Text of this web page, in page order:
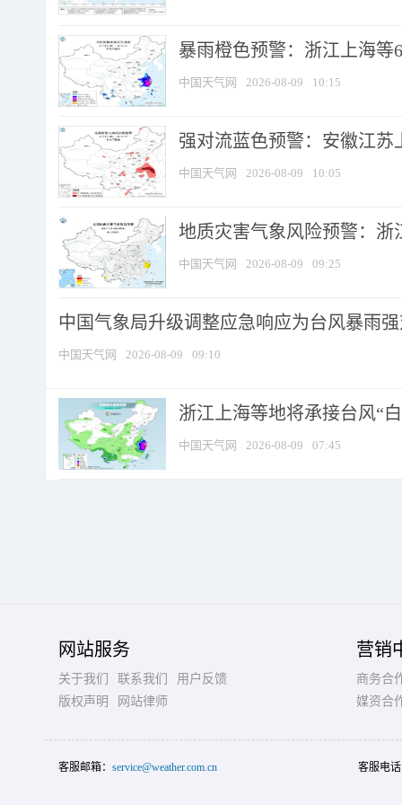
暴雨橙色预警：浙江上海等
中国天气网 2026-08-09 10:15
强对流蓝色预警：安徽江苏
中国天气网 2026-08-09 10:05
地质灾害气象风险预警：浙
中国天气网 2026-08-09 09:25
中国气象局升级调整应急响应为台风暴雨
中国天气网 2026-08-09 09:10
浙江上海等地将承接台风“
中国天气网 2026-08-09 07:45
网站服务
关于我们 联系我们
用户反馈
版权声明
网站律师
营销
商务合
媒资合
客服邮箱： service@weather.com.cn 客服电